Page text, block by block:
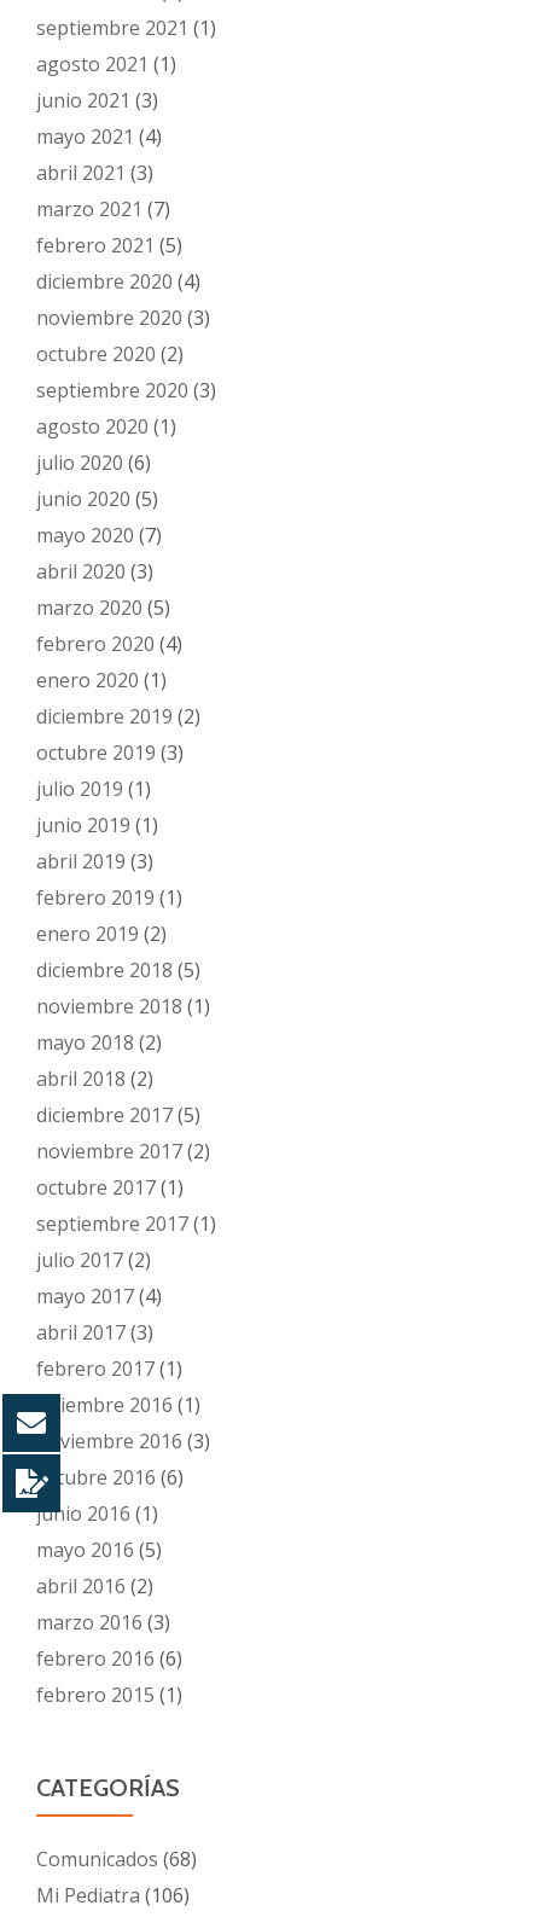
septiembre 2021 (1)
agosto 2021 (1)
junio 2021 (3)
mayo 2021 (4)
abril 2021 (3)
marzo 2021 (7)
febrero 2021 (5)
diciembre 2020 (4)
noviembre 2020 (3)
octubre 2020 (2)
septiembre 2020 (3)
agosto 2020 (1)
julio 2020 (6)
junio 2020 (5)
mayo 2020 (7)
abril 2020 (3)
marzo 2020 (5)
febrero 2020 (4)
enero 2020 (1)
diciembre 2019 (2)
octubre 2019 (3)
julio 2019 (1)
junio 2019 (1)
abril 2019 (3)
febrero 2019 (1)
enero 2019 (2)
diciembre 2018 (5)
noviembre 2018 (1)
mayo 2018 (2)
abril 2018 (2)
diciembre 2017(5)
noviembre 2017(2)
octubre 2017(1)
septiembre 2017(1)
julio 2017(2)
mayo 2017(4)
abril 2017(3)
febrero 2017(1)
diciembre 2016 (1)
noviembre 2016 (3)
octubre 2016 (6)
junio 2016 (1)
mayo 2016 (5)
abril 2016 (2)
marzo 2016 (3)
febrero 2016 (6)
febrero 2015 (1)
CATEGORÍAS
Comunicados (68)
Mi Pediatra (106)